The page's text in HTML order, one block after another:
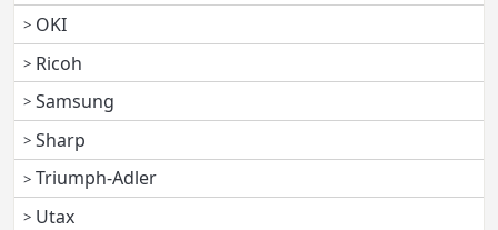
OKI
Ricoh
Samsung
Sharp
Triumph-Adler
Utax